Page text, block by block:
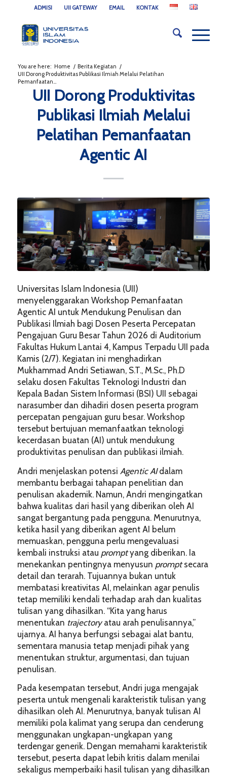
ADMISI UII GATEWAY EMAIL KONTAK
You are here: Home / Berita Kegiatan /
UII Dorong Produktivitas Publikasi Ilmiah Melalui Pelatihan
Pemanfaatan...
UII Dorong Produktivitas
Publikasi Ilmiah Melalui
Pelatihan Pemanfaatan
Agentic AI
Universitas Islam Indonesia (UII)
menyelenggarakan Workshop Pemanfaatan
Agentic AI untuk Mendukung Penulisan dan
Publikasi Ilmiah bagi Dosen Peserta Percepatan
Pengajuan Guru Besar Tahun 2026 di Auditorium
Fakultas Hukum Lantai 4, Kampus Terpadu UII pada
Kamis (2/7). Kegiatan ini menghadirkan
Mukhammad Andri Setiawan, S.T., M.Sc., Ph.D
selaku dosen Fakultas Teknologi Industri dan
Kepala Badan Sistem Informasi (BSI) UII sebagai
narasumber dan dihadiri dosen peserta program
percepatan pengajuan guru besar. Workshop
tersebut bertujuan memanfaatkan teknologi
kecerdasan buatan (AI) untuk mendukung
produktivitas penulisan dan publikasi ilmiah.
Andri menjelaskan potensi Agentic AIdalam
membantu berbagai tahapan penelitian dan
penulisan akademik. Namun, Andri mengingatkan
bahwa kualitas dari hasil yang diberikan oleh AI
sangat bergantung pada pengguna. Menurutnya,
ketika hasil yang diberikan agent AI belum
memuaskan, pengguna perlu mengevaluasi
kembali instruksi atau promptyang diberikan. Ia
menekankan pentingnya menyusun promptsecara
detail dan terarah. Tujuannya bukan untuk
membatasi kreativitas AI, melainkan agar penulis
tetap memiliki kendali terhadap arah dan kualitas
tulisan yang dihasilkan. “Kita yang harus
menentukan trajectoryatau arah penulisannya,”
ujarnya. AI hanya berfungsi sebagai alat bantu,
sementara manusia tetap menjadi pihak yang
menentukan struktur, argumentasi, dan tujuan
penulisan.
Pada kesempatan tersebut, Andri juga mengajak
peserta untuk mengenali karakteristik tulisan yang
dihasilkan oleh AI. Menurutnya, banyak tulisan AI
memiliki pola kalimat yang serupa dan cenderung
menggunakan ungkapan-ungkapan yang
terdengar generik. Dengan memahami karakteristik
tersebut, peserta dapat lebih kritis dalam menilai
sekaligus memperbaiki hasil tulisan yang dihasilkan